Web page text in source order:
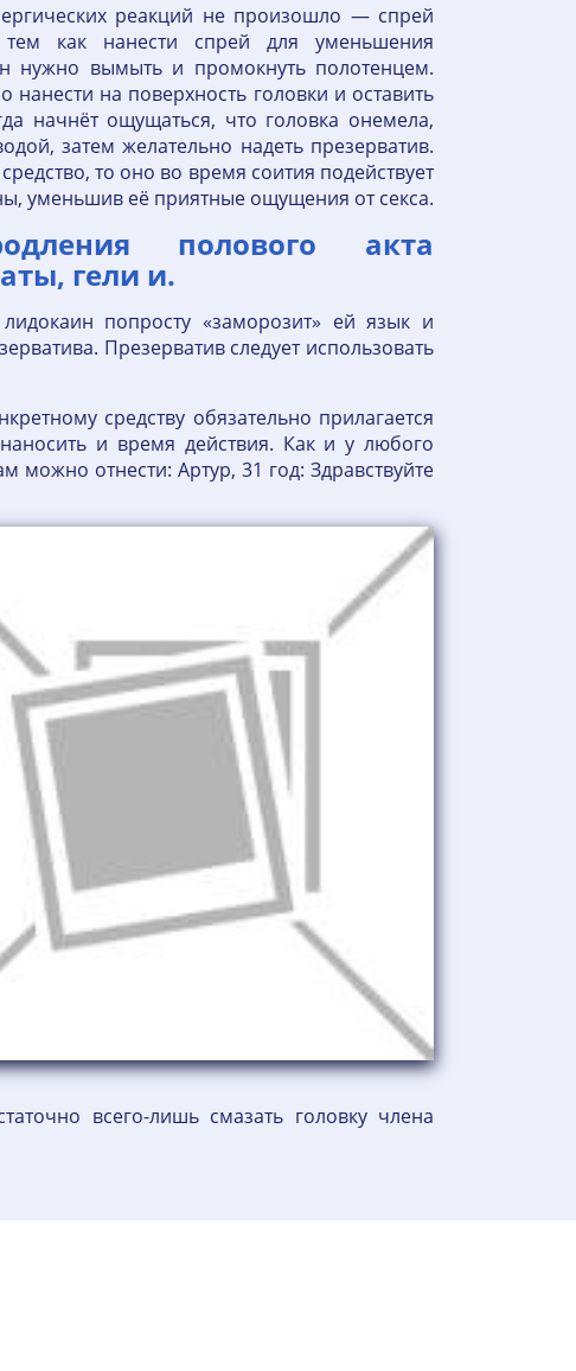
реакций не произошло — спрей
как нанести спрей для уменьшения
нужно вымыть и промокнуть полотенцем.
на поверхность головки и оставить
начнёт ощущаться, что головка онемела,
затем желательно надеть презерватив.
то оно во время соития подействует
уменьшив её приятные ощущения от секса.
полового акта
гели и.
попросту «заморозит» ей язык и
Презерватив следует использовать
средству обязательно прилагается
и время действия. Как и у любого
отнести: Артур, 31 год: Здравствуйте
всего-лишь смазать головку члена